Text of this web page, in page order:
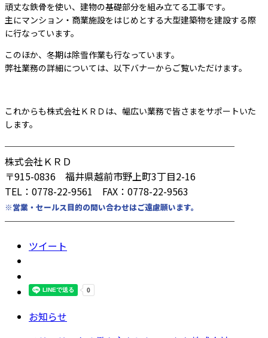
頑丈な鉄骨を使い、建物の基礎部分を組み立てる工事です。
主にマンション・商業施設をはじめとする大型建築物を建設する際
に行なっています。
このほか、冬期は除雪作業も行なっています。
弊社業務の詳細については、以下バナーからご覧いただけます。
これからも株式会社ＫＲＤは、幅広い業務で皆さまをサポートいた
します。
────────────────────────
株式会社ＫＲＤ
〒915-0836 福井県越前市野上町3丁目2-16
TEL：0778-22-9561 FAX：0778-22-9563
※営業・セールス目的の問い合わせはご遠慮願います。
────────────────────────
ツイート
お知らせ